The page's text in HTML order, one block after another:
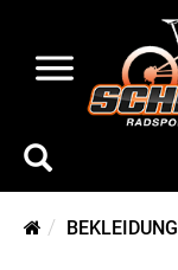
BEKLEIDUNG